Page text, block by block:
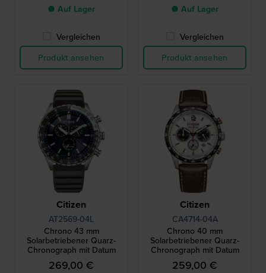
● Auf Lager
Vergleichen
Produkt ansehen
● Auf Lager
Vergleichen
Produkt ansehen
Citizen
AT2569-04L
Chrono 43 mm
Solarbetriebener Quarz-
Chronograph mit Datum
269,00 €
Citizen
CA4714-04A
Chrono 40 mm
Solarbetriebener Quarz-
Chronograph mit Datum
259,00 €